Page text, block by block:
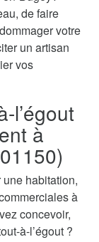
de faire
votre
un artisan
vos
l’égout
à
habitation,
à
concevoir,
à-l’égout ?